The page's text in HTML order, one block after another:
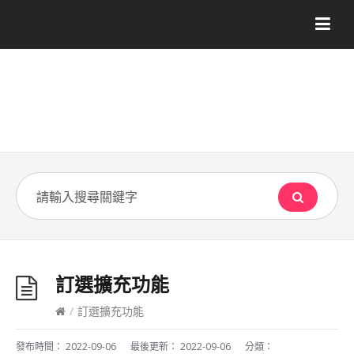
訂選擴充功能
/ 訂選擴充功能
發布時間： 2022-09-06 最後更新： 2022-09-06 分類：